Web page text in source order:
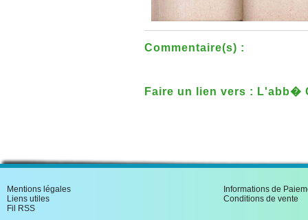
Commentaire(s) :
Faire un lien vers : L'abb�
Mentions légales
Liens utiles
Fil RSS
Informations de
Conditions de vente